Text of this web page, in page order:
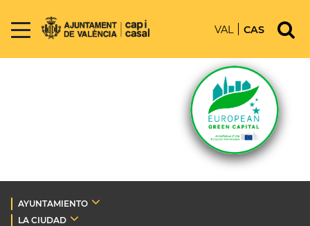
VAL CAS
AYUNTAMIENTO
LA CIUDAD